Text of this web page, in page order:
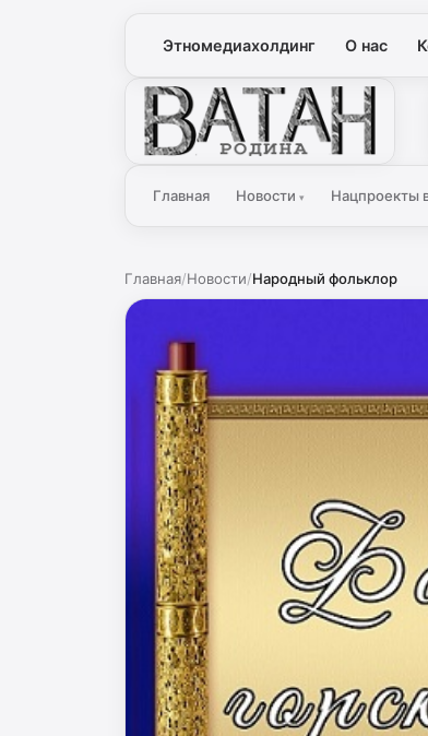
Этномедиахолдинг О нас
Ватан
Главная Новости▾ Нацпроекты
Главная/Новости/Народный фольклор